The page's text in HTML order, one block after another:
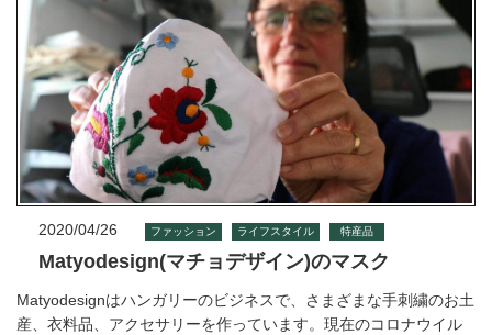
2020/04/26 ファッション ライフスタイル 特産品
Matyodesign(マチョデザイン)のマスク
Matyodesignはハンガリーのビジネスで、さまざまな手刺繍のお土
産、衣料品、アクセサリーを作っています。現在のコロナウイル